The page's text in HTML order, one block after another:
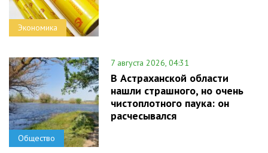
Экономика
Общество
7 августа 2026, 04:31
В Астраханской области
нашли страшного, но очень
чистоплотного паука: он
расчесывался